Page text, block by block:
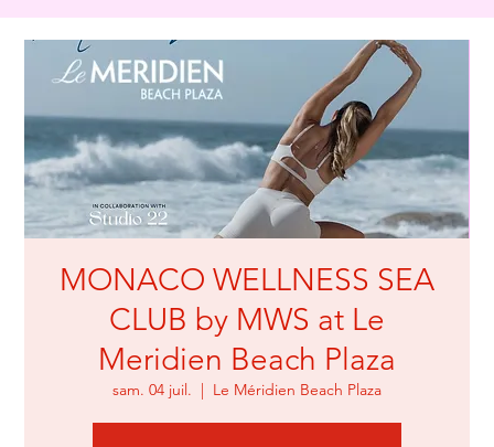
MONACO WELLNESS SEA
CLUB by MWS at Le
Meridien Beach Plaza
sam. 04 juil.
  |
Le Méridien Beach Plaza